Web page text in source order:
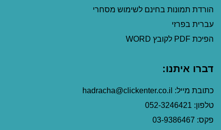
הורדת תמונות בחינם לשימוש מסחרי
עברית בפרזי
הפיכת PDF לקובץ WORD
דברו איתנו:
כתובת מייל: hadracha@clickenter.co.il
טלפון: 052-3246421
פקס: 03-9386467